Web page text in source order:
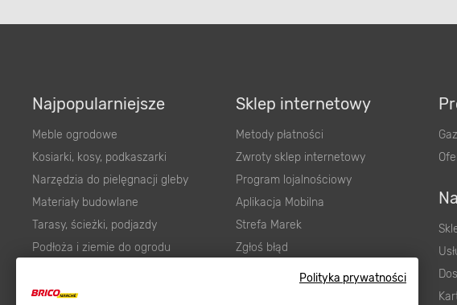
Polityka prywatności
Najpopularniejsze
Meble ogrodowe
Kosiarki, kosy, podkaszarki
Narzędzia do pielęgnacji gleby
Materiały budowlane
Tarasy, ścieżki, podjazdy
Podłoża i ziemie do ogrodu
Ogród
Sklep internetowy
Metody płatności
Zwroty sklep internetowy
Program lojalnościowy
Aplikacja Mobilna
Strefa Marek
Zgłoś błąd